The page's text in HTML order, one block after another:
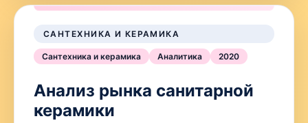
САНТЕХНИКА И КЕРАМИКА
Сантехника и керамика Аналитика 2020
Анализ рынка санитарной
керамики